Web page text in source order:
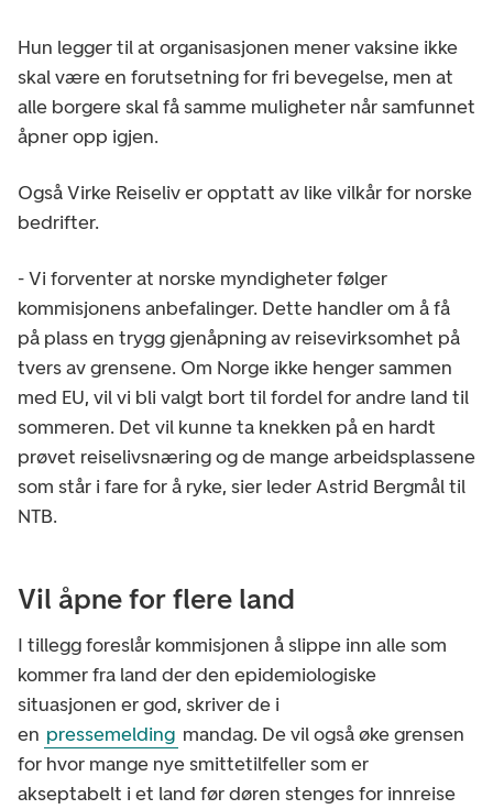
Hun legger til at organisasjonen mener vaksine ikke
skal være en forutsetning for fri bevegelse, men at
alle borgere skal få samme muligheter når samfunnet
åpner opp igjen.
Også Virke Reiseliv er opptatt av like vilkår for norske
bedrifter.
- Vi forventer at norske myndigheter følger
kommisjonens anbefalinger. Dette handler om å få
på plass en trygg gjenåpning av reisevirksomhet på
tvers av grensene. Om Norge ikke henger sammen
med EU, vil vi bli valgt bort til fordel for andre land til
sommeren. Det vil kunne ta knekken på en hardt
prøvet reiselivsnæring og de mange arbeidsplassene
som står i fare for å ryke, sier leder Astrid Bergmål til
NTB.
Vil åpne for flere land
I tillegg foreslår kommisjonen å slippe inn alle som
kommer fra land der den epidemiologiske
situasjonen er god, skriver de i
en pressemelding mandag. De vil også øke grensen
for hvor mange nye smittetilfeller som er
akseptabelt i et land før døren stenges for innreise